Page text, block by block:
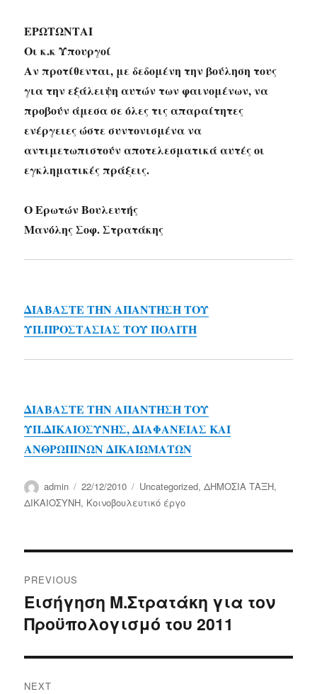
ΕΡΩΤΩΝΤΑΙ
Οι κ.κ Υπουργοί
Αν προτίθενται, με δεδομένη την βούληση τους
για την εξάλειψη αυτών των φαινομένων, να
προβούν άμεσα σε όλες τις απαραίτητες
ενέργειες ώστε συντονισμένα να
αντιμετωπιστούν αποτελεσματικά αυτές οι
εγκληματικές πράξεις.
Ο Ερωτών Βουλευτής
Μανόλης Σοφ. Στρατάκης
ΔΙΑΒΑΣΤΕ ΤΗΝ ΑΠΑΝΤΗΣΗ ΤΟΥ
ΥΠ.ΠΡΟΣΤΑΣΙΑΣ ΤΟΥ ΠΟΛΙΤΗ
ΔΙΑΒΑΣΤΕ ΤΗΝ ΑΠΑΝΤΗΣΗ ΤΟΥ
ΥΠ.ΔΙΚΑΙΟΣΥΝΗΣ, ΔΙΑΦΑΝΕΙΑΣ ΚΑΙ
ΑΝΘΡΩΠΙΝΩΝ ΔΙΚΑΙΩΜΑΤΩΝ
Author
admin
Posted
on
22/12/2010 Categories
Uncategorized,ΔΗΜΟΣΙΑ ΤΑΞΗ,
ΔΙΚΑΙΟΣΥΝΗ, Κοινοβουλευτικό έργο
navigation
PREVIOUS
Previous
post:
Εισήγηση Μ.Στρατάκη για τον
Προϋπολογισμό του 2011
NEXT